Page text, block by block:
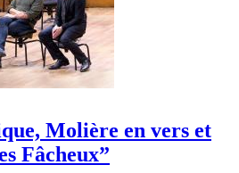
Molière en vers et
Fâcheux”